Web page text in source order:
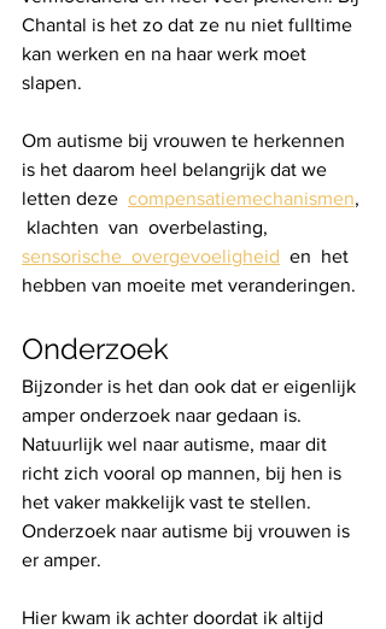
Chantal is het zo dat ze nu niet fulltime
kan werken en na haar werk moet
slapen.
Om autisme bij vrouwen te herkennen
is het daarom heel belangrijk dat we
letten deze compensatiemechanismen,
klachten  van  overbelasting,
sensorische  overgevoeligheid
  en  het
hebben van moeite met veranderingen.
Onderzoek
Bijzonder is het dan ook dat er eigenlijk
amper onderzoek naar gedaan is.
Natuurlijk wel naar autisme, maar dit
richt zich vooral op mannen, bij hen is
het vaker makkelijk vast te stellen.
Onderzoek naar autisme bij vrouwen is
er amper.
Hier kwam ik achter doordat ik altijd